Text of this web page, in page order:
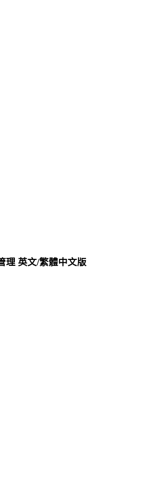
理 英文/繁體中文版